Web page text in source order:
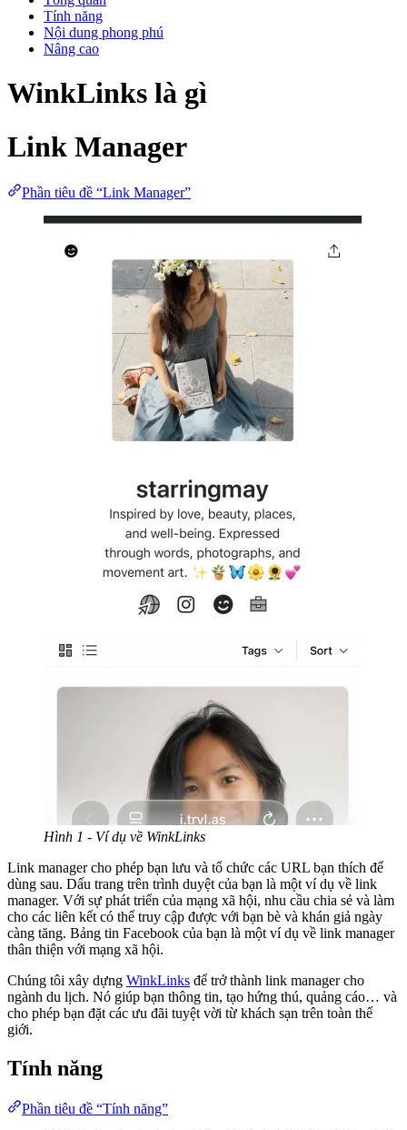
Tính năng
Nội dung phong phú
Nâng cao
WinkLinks là gì
Link Manager
Phần tiêu đề “Link Manager”
Hình 1 - Ví dụ về WinkLinks
Link manager cho phép bạn lưu và tổ chức các URL bạn thích để
dùng sau. Dấu trang trên trình duyệt của bạn là một ví dụ về link
manager. Với sự phát triển của mạng xã hội, nhu cầu chia sẻ và làm
cho các liên kết có thể truy cập được với bạn bè và khán giả ngày
càng tăng. Bảng tin Facebook của bạn là một ví dụ về link manager
thân thiện với mạng xã hội.
Chúng tôi xây dựng WinkLinks để trở thành link manager cho
ngành du lịch. Nó giúp bạn thông tin, tạo hứng thú, quảng cáo… và
cho phép bạn đặt các ưu đãi tuyệt vời từ khách sạn trên toàn thế
giới.
Tính năng
Phần tiêu đề “Tính năng”